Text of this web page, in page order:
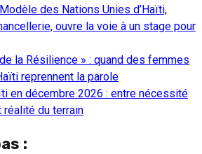
des Nations Unies d’Haïti,
ouvre la voie à un stage pour
la Résilience » : quand des femmes
reprennent la parole
en décembre 2026 : entre nécessité
du terrain
: